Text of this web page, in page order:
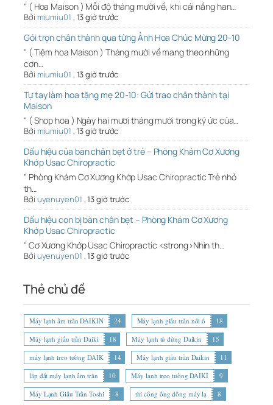
" ( Hoa Maison ) Mỗi độ tháng mười về, khi cái nắng han…
Bởi miumiu01 , 13 giờ trước
Gói trọn chân thành qua từng Ảnh Hoa Chúc Mừng 20-10
" ( Tiệm hoa Maison ) Tháng mười về mang theo những
cơn…
Bởi miumiu01 , 13 giờ trước
Tự tay làm hoa tặng mẹ 20-10: Gửi trao chân thành tại
Maison
" ( Shop hoa ) Ngày hai mươi tháng mười trong ký ức của…
Bởi miumiu01 , 13 giờ trước
Dấu hiệu của bàn chân bẹt ở trẻ – Phòng Khám Cơ Xương
Khớp Usac Chiropractic
" Phòng Khám Cơ Xương Khớp Usac Chiropractic Trẻ nhỏ
th…
Bởi uyenuyen01 ,13 giờ trước
Dấu hiệu con bị bàn chân bẹt – Phòng Khám Cơ Xương
Khớp Usac Chiropractic
" Cơ Xương Khớp Usac Chiropractic <strong>Nhìn th…
Bởi uyenuyen01 ,13 giờ trước
Thẻ chủ đề
Máy lạnh âm trần DAIKIN 24 Máy lạnh giấu trần nối ố
18
Máy lạnh giấu trần Daiki
18 Máy lạnh tủ đứng Daikin
15
máy lạnh treo tường DAIK
14 Máy lạnh giấu trần Daikin
11
lắp đặt máy lạnh âm trần
10 Máy lạnh treo tường DAIKI
9
Máy Lạnh Giấu Trần Toshi
8 thi công ống đồng máy lạ
8